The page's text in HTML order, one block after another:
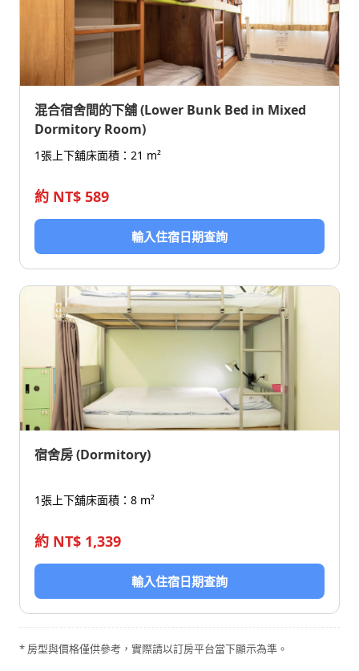
混合宿舍間的下舖 (Lower Bunk Bed in Mixed
Dormitory Room)
1張上下舖床面積：21 m²
約 NT$ 589
輸入住宿日期查詢
宿舍房 (Dormitory)
1張上下舖床面積：8 m²
約 NT$ 1,339
輸入住宿日期查詢
* 房型與價格僅供參考，實際請以訂房平台當下顯示為準。